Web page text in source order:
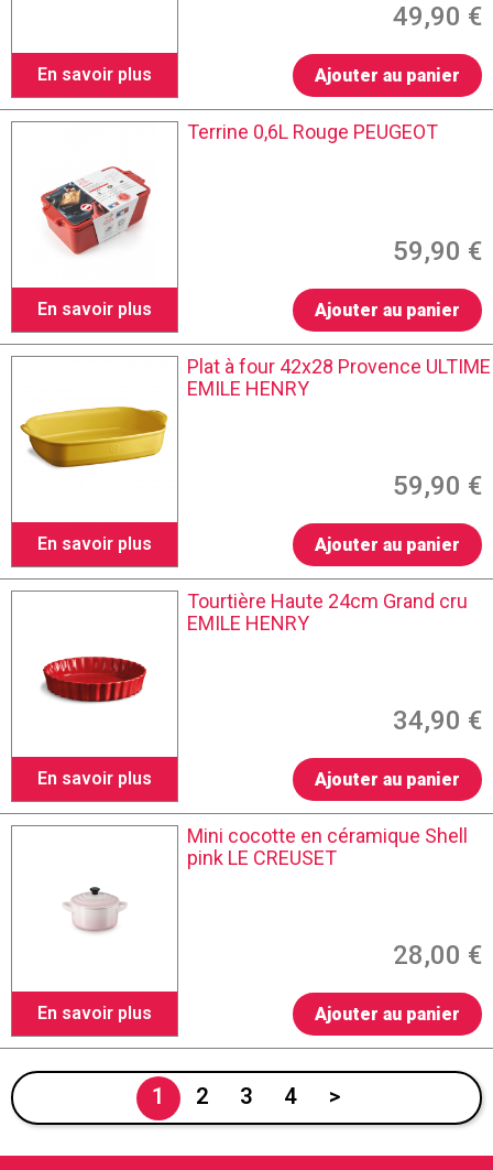
En savoir plus
49,90 €
Ajouter au panier
En savoir plus
Terrine 0,6L Rouge PEUGEOT
59,90 €
Ajouter au panier
En savoir plus
Plat à four 42x28 Provence ULTIME
EMILE HENRY
59,90 €
Ajouter au panier
En savoir plus
Tourtière Haute 24cm Grand cru
EMILE HENRY
34,90 €
Ajouter au panier
En savoir plus
Mini cocotte en céramique Shell
pink LE CREUSET
28,00 €
Ajouter au panier
1 2 3 4 >